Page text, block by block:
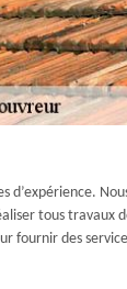
tous
fournir des